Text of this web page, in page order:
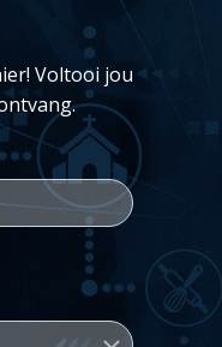
Voltooi jou